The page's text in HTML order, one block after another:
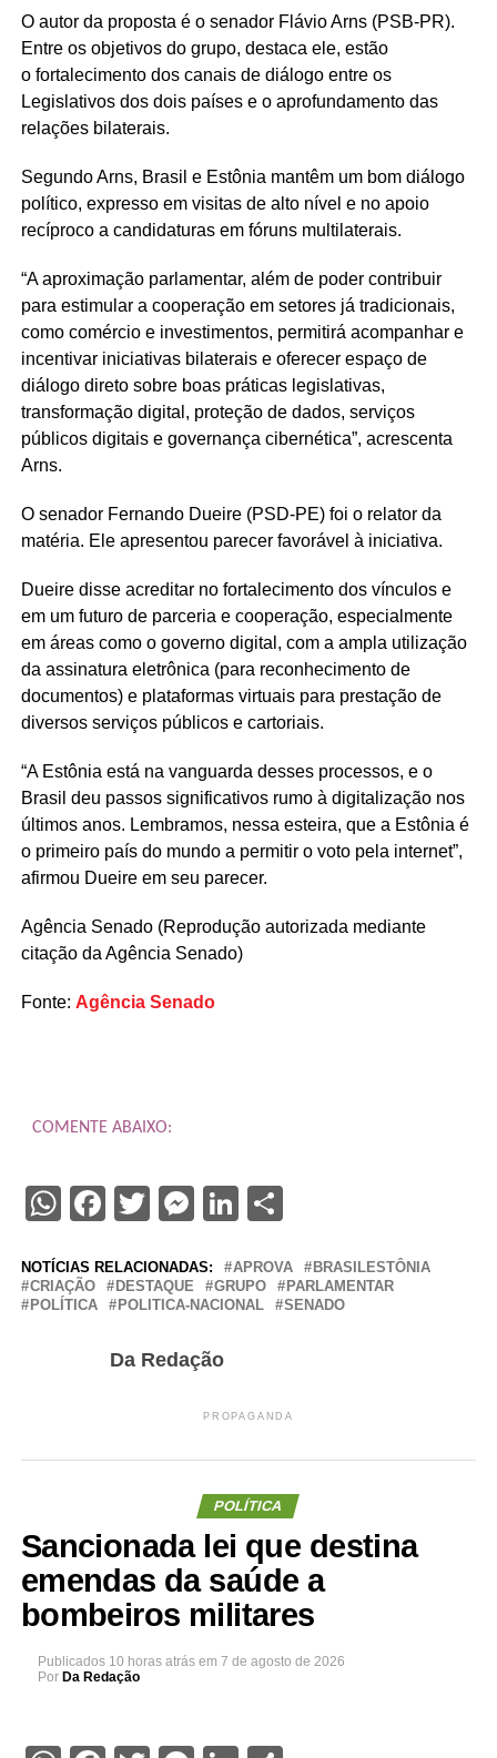
O autor da proposta é o senador Flávio Arns (PSB-PR).
Entre os objetivos do grupo, destaca ele, estão
o fortalecimento dos canais de diálogo entre os
Legislativos dos dois países e o aprofundamento das
relações bilaterais.
Segundo Arns, Brasil e Estônia mantêm um bom diálogo
político, expresso em visitas de alto nível e no apoio
recíproco a candidaturas em fóruns multilaterais.
“A aproximação parlamentar, além de poder contribuir
para estimular a cooperação em setores já tradicionais,
como comércio e investimentos, permitirá acompanhar e
incentivar iniciativas bilaterais e oferecer espaço de
diálogo direto sobre boas práticas legislativas,
transformação digital, proteção de dados, serviços
públicos digitais e governança cibernética”, acrescenta
Arns.
O senador Fernando Dueire (PSD-PE) foi o relator da
matéria. Ele apresentou parecer favorável à iniciativa.
Dueire disse acreditar no fortalecimento dos vínculos e
em um futuro de parceria e cooperação, especialmente
em áreas como o governo digital, com a ampla utilização
da assinatura eletrônica (para reconhecimento de
documentos) e plataformas virtuais para prestação de
diversos serviços públicos e cartoriais.
“A Estônia está na vanguarda desses processos, e o
Brasil deu passos significativos rumo à digitalização nos
últimos anos. Lembramos, nessa esteira, que a Estônia é
o primeiro país do mundo a permitir o voto pela internet”,
afirmou Dueire em seu parecer.
Agência Senado (Reprodução autorizada mediante
citação da Agência Senado)
Fonte: Agência Senado
COMENTE ABAIXO:
WhatsApp
Facebook
TwitterMessenger
LinkedIn
NOTÍCIAS RELACIONADAS: APROVA
BRASILESTÔNIA
CRIAÇÃO
DESTAQUE GRUPO
PARLAMENTAR
POLÍTICA
POLITICA-NACIONAL SENADO
Da Redação
PROPAGANDA
POLÍTICA
Sancionada lei que destina
emendas da saúde a
bombeiros militares
Publicados 10 horas atrás em 7 de agosto de 2026
Por Da Redação